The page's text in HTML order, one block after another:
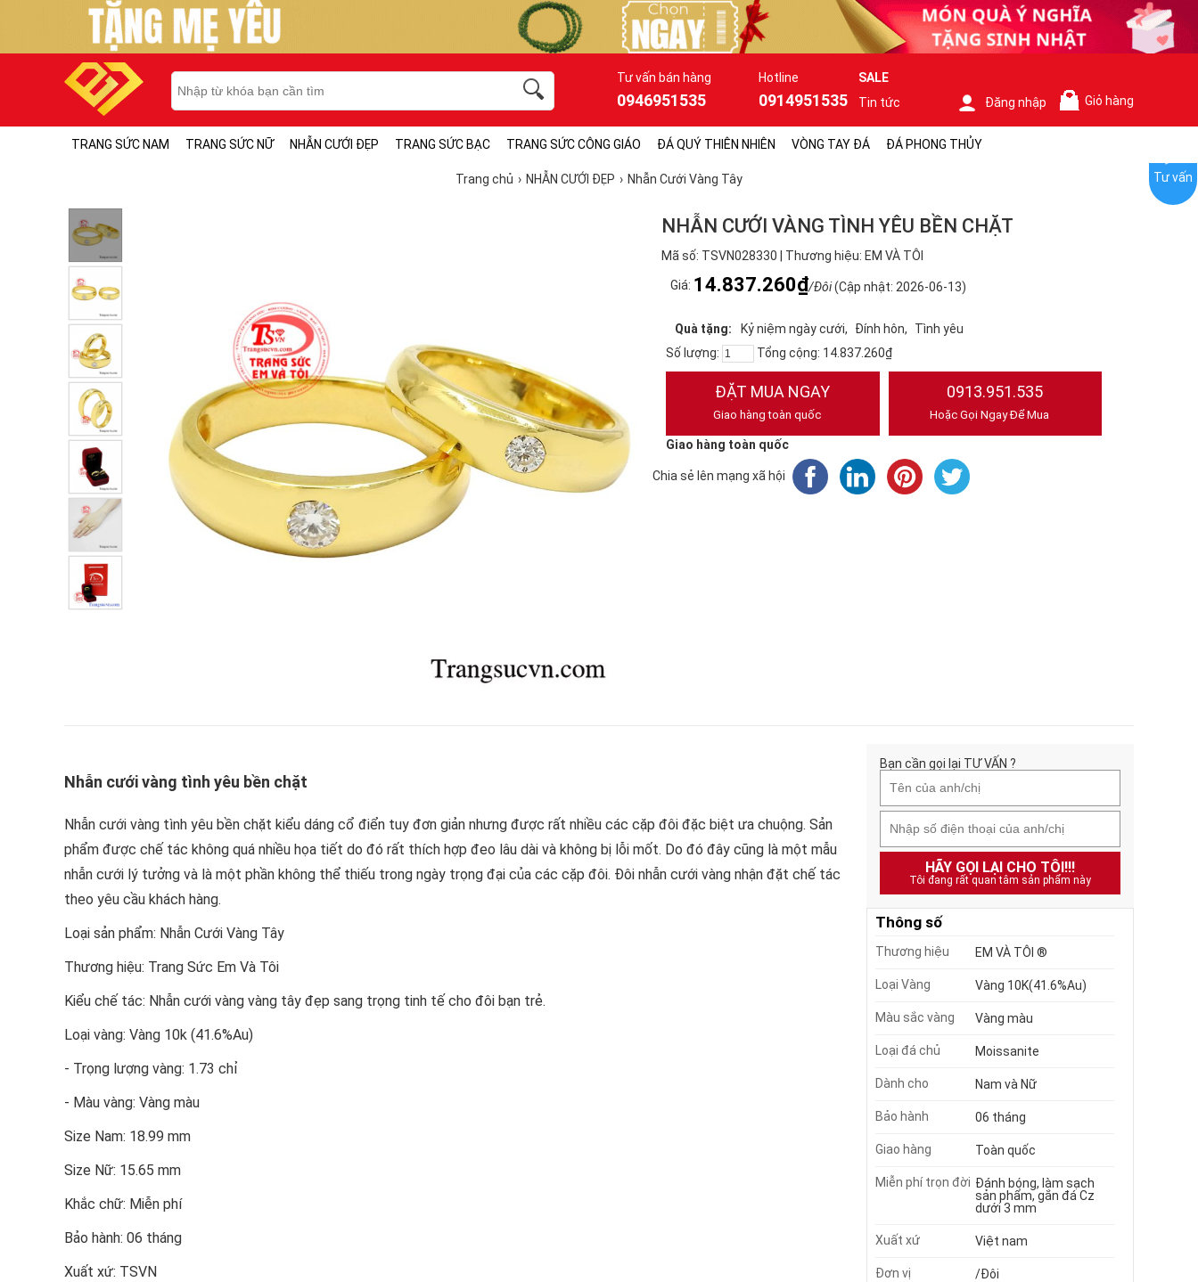
Tư vấn bán hàng
0946951535
Hotline
0914951535
SALE
Tin tức
Đăng nhập Giỏ hàng
TRANG SỨC NAM TRANG SỨC NỮ NHẪN CƯỚI ĐẸP TRANG SỨC BẠC TRANG SỨC CÔNG GIÁO ĐÁ QUÝ THIÊN NHIÊN VÒNG TAY ĐÁ ĐÁ PHONG THỦY
Trang chủ NHẪN CƯỚI ĐẸP Nhẫn Cưới Vàng Tây
NHẪN CƯỚI VÀNG TÌNH YÊU BỀN CHẶT
Mã số: TSVN028330 | Thương hiệu: EM VÀ TÔI
Giá: 14.837.260₫/Đôi(Cập nhật: 2026-06-13)
Quà tặng: Kỷ niệm ngày cưới Đính hôn
Tình yêu
Số lượng:
Tổng cộng: 14.837.260₫
ĐẶT MUA NGAY
Giao hàng toàn quốc
0913.951.535
Hoặc Gọi Ngay Để Mua
Giao hàng toàn quốc
Chia sẻ lên mạng xã hội
Nhẫn cưới vàng tình yêu bền chặt
Nhẫn cưới vàng tình yêu bền chặt kiểu dáng cổ điển tuy đơn giản nhưng được rất nhiều các cặp đôi đặc biệt ưa chuộng. Sản
phẩm được chế tác không quá nhiều họa tiết do đó rất thích hợp đeo lâu dài và không bị lỗi mốt. Do đó đây cũng là một mẫu
nhẫn cưới lý tưởng và là một phần không thể thiếu trong ngày trọng đại của các cặp đôi. Đôi nhẫn cưới vàng nhận đặt chế tác
theo yêu cầu khách hàng.
Loại sản phẩm: Nhẫn Cưới Vàng Tây
Thương hiệu: Trang Sức Em Và Tôi
Kiểu chế tác: Nhẫn cưới vàng vàng tây đẹp sang trọng tinh tế cho đôi bạn trẻ.
Loại vàng: Vàng 10k (41.6%Au)
- Trọng lượng vàng: 1.73 chỉ
- Màu vàng: Vàng màu
Size Nam: 18.99 mm
Size Nữ: 15.65 mm
Khắc chữ: Miễn phí
Bảo hành: 06 tháng
Xuất xứ: TSVN
Bạn cần gọi lại TƯ VẤN ?
HÃY GỌI LẠI CHO TÔI!!!
Tôi đang rất quan tâm sản phẩm này
Thông số
Thương hiệu EM VÀ TÔI ®
Loại Vàng Vàng 10K(41.6%Au)
Màu sắc vàng Vàng màu
Loại đá chủ Moissanite
Dành cho Nam và Nữ
Bảo hành 06 tháng
Giao hàng Toàn quốc
Miễn phí trọn đời Đánh bóng, làm sạch
sản phẩm, gắn đá Cz
dưới 3 mm
Xuất xứ Việt nam
Đơn vị /Đôi
Tư vấn